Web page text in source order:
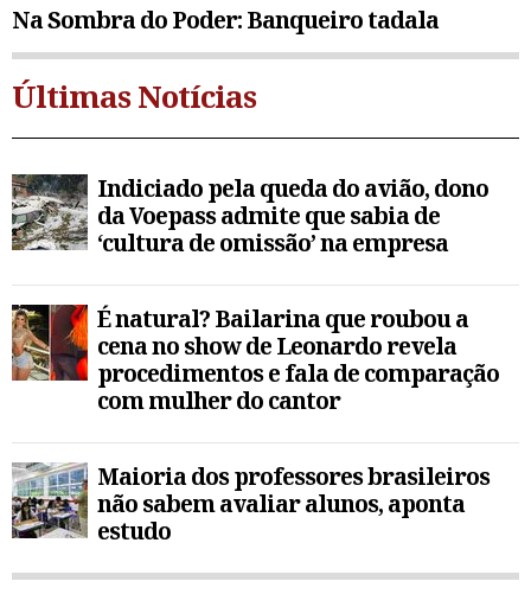
Na Sombra do Poder: Banqueiro tadala
Últimas Notícias
Indiciado pela queda do avião, dono
da Voepass admite que sabia de
‘cultura de omissão’ na empresa
É natural? Bailarina que roubou a
cena no show de Leonardo revela
procedimentos e fala de comparação
com mulher do cantor
Maioria dos professores brasileiros
não sabem avaliar alunos, aponta
estudo